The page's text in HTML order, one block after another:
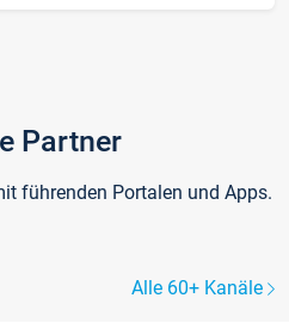
Partner
führenden Portalen und Apps.
Alle 60+ Kanäle